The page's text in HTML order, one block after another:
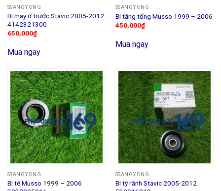
SSANGYONG
Bi may ơ trước Stavic 2005-2012
4142321300
650,000₫
Mua ngay
SSANGYONG
Bi tăng tổng Musso 1999 – 2006
450,000₫
Mua ngay
SSANGYONG
Bi tê Musso 1999 – 2006
SSANGYONG
Bi tỳ rãnh Stavic 2005-2012